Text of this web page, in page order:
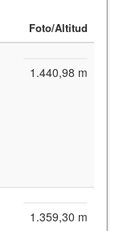
Foto/Altitud
1.440,98 m
1.359,30 m